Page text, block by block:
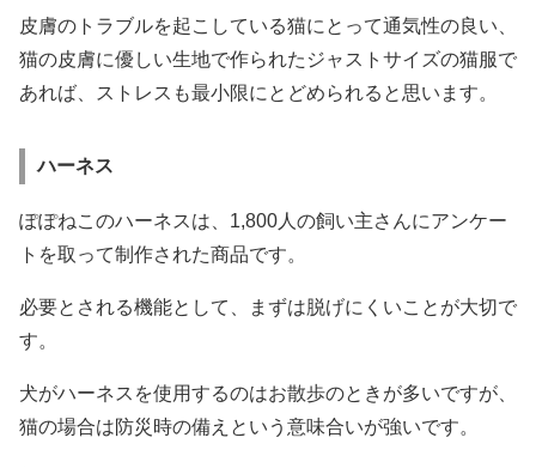
皮膚のトラブルを起こしている猫にとって通気性の良い、
猫の皮膚に優しい生地で作られたジャストサイズの猫服で
あれば、ストレスも最小限にとどめられると思います。
ハーネス
ぽぽねこのハーネスは、1,800人の飼い主さんにアンケー
トを取って制作された商品です。
必要とされる機能として、まずは脱げにくいことが大切で
す。
犬がハーネスを使用するのはお散歩のときが多いですが、
猫の場合は防災時の備えという意味合いが強いです。